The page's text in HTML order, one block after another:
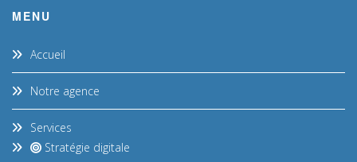
MENU
Accueil
Notre agence
Services
Stratégie digitale